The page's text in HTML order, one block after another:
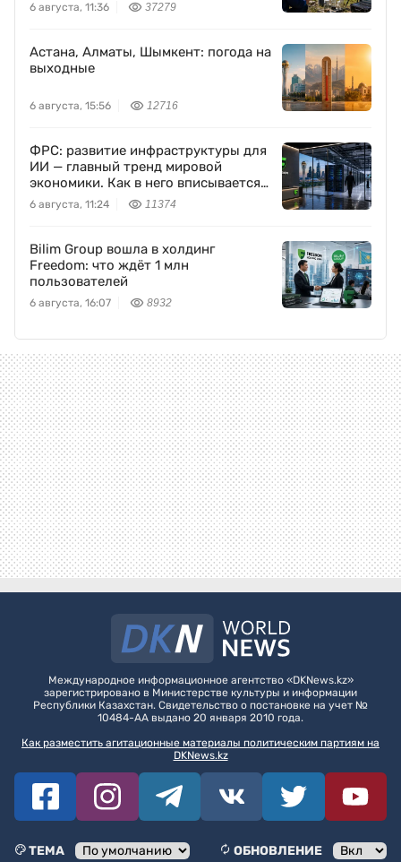
6 августа, 11:36 37279
Астана, Алматы, Шымкент: погода на
выходные
6 августа, 15:56 12716
ФРС: развитие инфраструктуры для
ИИ — главный тренд мировой
экономики. Как в него вписывается
Freedom Holding Corp.
6 августа, 11:24 11374
Bilim Group вошла в холдинг
Freedom: что ждёт 1 млн
пользователей
6 августа, 16:07 8932
Международное информационное агентство «DKNews.kz»
зарегистрировано в Министерстве культуры и информации
Республики Казахстан. Свидетельство о постановке на учет №
10484-АА выдано 20 января 2010 года.
Как разместить агитационные материалы политическим партиям на
DKNews.kz
ТЕМА ОБНОВЛЕНИЕ